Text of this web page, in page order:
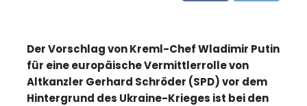
Der Vorschlag von Kreml-Chef Wladimir Putin
für eine europäische Vermittlerrolle von
Altkanzler Gerhard Schröder (SPD) vor dem
Hintergrund des Ukraine-Krieges ist bei den